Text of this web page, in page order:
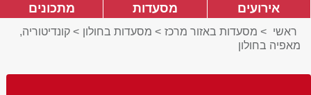
אירועים מסעדות מתכונים
ראשי > מסעדות באזור מרכז > מסעדות בחולון > קונדיטוריה,
מאפיה בחולון